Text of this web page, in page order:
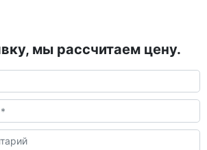
мы рассчитаем цену.